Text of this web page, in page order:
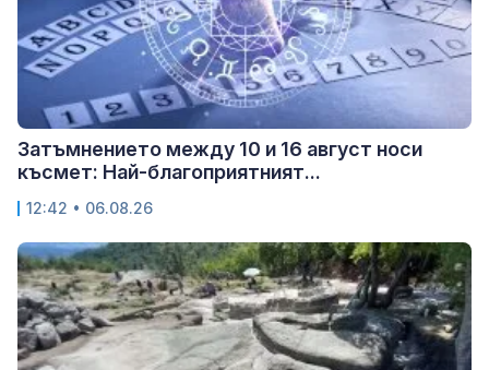
Затъмнението между 10 и 16 август носи
късмет: Най-благоприятният...
12:42 • 06.08.26